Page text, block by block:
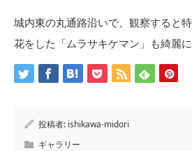
城内東の丸通路沿いで、観察すると
花をした「ムラサキケマン」も綺麗に
投稿者: ishikawa-midori
ギャラリー